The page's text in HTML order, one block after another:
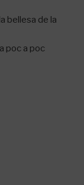
bellesa de la
poc a poc